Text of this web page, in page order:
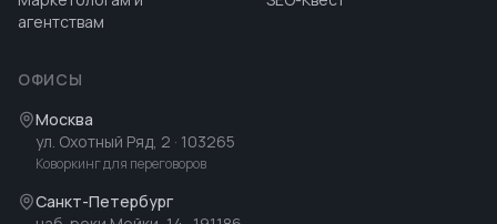
агентствам
ОФИСЫ
Москва
ул. Охотный Ряд, 2 · 103265
Коворкинг для переговоров
Санкт-Петербург